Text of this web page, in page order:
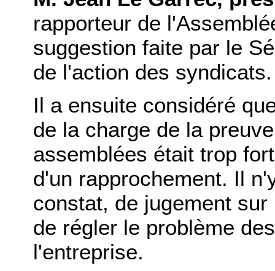
rapporteur de
suggestion faite par le
de l'action des syndicats.
Il a ensuite considéré
de la charge de la
assemblées était trop
d'un rapprochement. Il
constat, de jugement
de régler le problème
l'entreprise.